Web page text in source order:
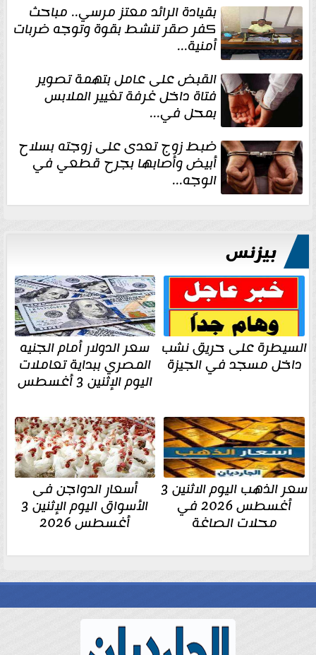
بقيادة الرائد معتز مرسي.. مباحث
كفر صقر تنشط بقوة وتوجه ضربات
أمنية...
القبض على عامل بتهمة تصوير
فتاة داخل غرفة تغيير الملابس
بمحل في...
ضبط زوج تعدى على زوجته بسلاح
أبيض وأصابها بجرح قطعي في
الوجه...
بيزنس
السيطرة على حريق نشب
داخل مسجد في الجيزة
سعر الدولار أمام الجنيه
المصري ببداية تعاملات
اليوم الإثنين 3 أغسطس
سعر الذهب اليوم الاثنين 3
أغسطس 2026 في
محلات الصاغة
أسعار الدواجن فى
الأسواق اليوم الإثنين 3
أغسطس 2026